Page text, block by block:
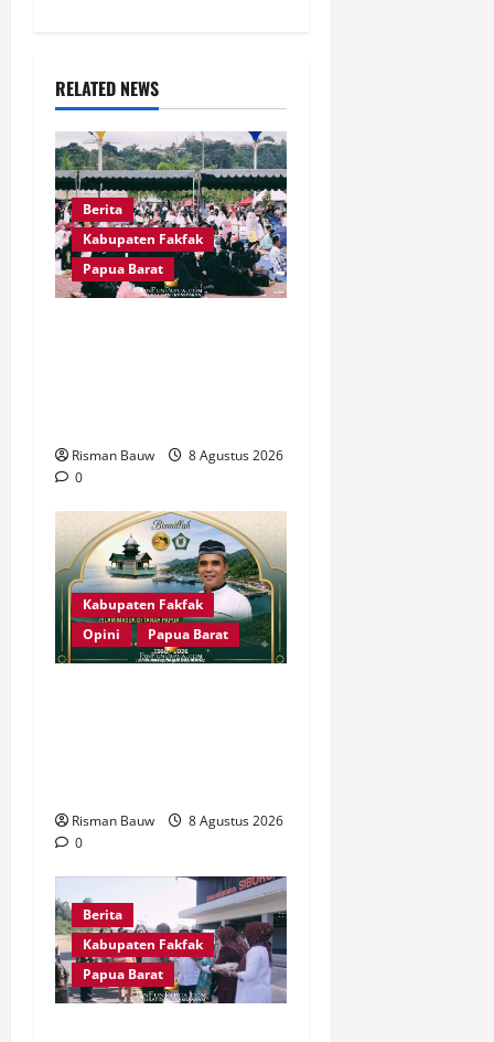
g
a
t
i
o
RELATED NEWS
Berita
Kabupaten Fakfak
Papua Barat
Risman Bauw
8 Agustus 2026
0
Kabupaten Fakfak
Opini
Papua Barat
Risman Bauw
8 Agustus 2026
0
Berita
Kabupaten Fakfak
Papua Barat